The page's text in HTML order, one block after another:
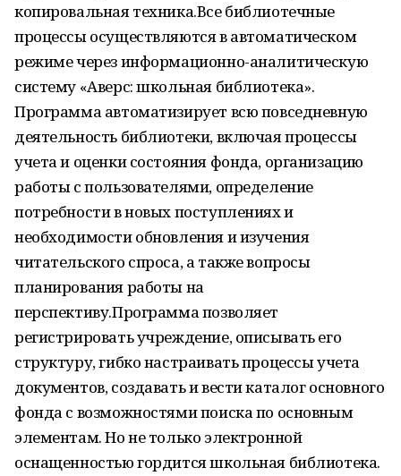
копировальная техника.Все библиотечные
процессы осуществляются в автоматическом
режиме через информационно-аналитическую
систему «Аверс: школьная библиотека».
Программа автоматизирует всю повседневную
деятельность библиотеки, включая процессы
учета и оценки состояния фонда, организацию
работы с пользователями, определение
потребности в новых поступлениях и
необходимости обновления и изучения
читательского спроса, а также вопросы
планирования работы на
перспективу.Программа позволяет
регистрировать учреждение, описывать его
структуру, гибко настраивать процессы учета
документов, создавать и вести каталог основного
фонда с возможностями поиска по основным
элементам. Но не только электронной
оснащенностью гордится школьная библиотека.